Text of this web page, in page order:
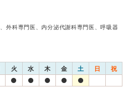
外科専門医、内分泌代謝科専門医、呼吸器
火 水 木 金 土 日 祝